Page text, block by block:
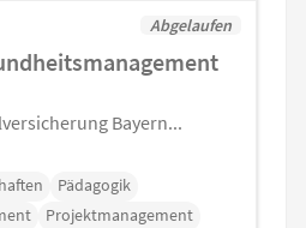
Abgelaufen
Bayern...
Pädagogik
Projektmanagement